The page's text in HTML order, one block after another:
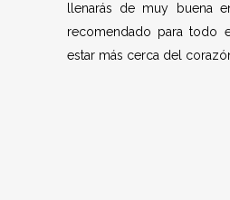
llenarás de muy buena
recomendado para todo
estar más cerca del